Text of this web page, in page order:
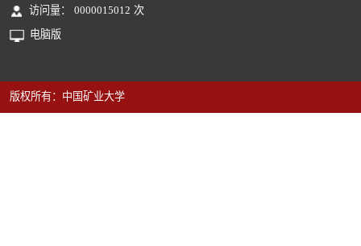
访问量： 0000015012 次
电脑版
版权所有：中国矿业大学